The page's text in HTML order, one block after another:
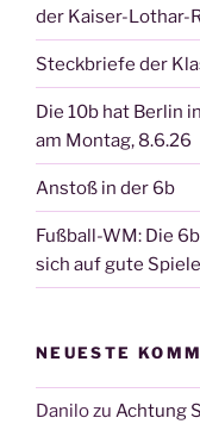
der Kaiser-Lothar-
Steckbriefe der
Die 10b hat Berlin
am Montag, 8.6.26
Anstoß in der 6b
Fußball-WM: Die
sich auf gute
NEUESTE
Danilozu Achtung